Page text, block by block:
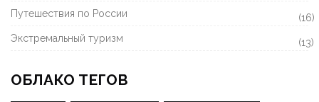
Путешествия по России
(16)
Экстремальный туризм
(13)
ОБЛАКО ТЕГОВ